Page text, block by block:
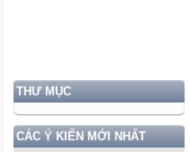
THƯ MỤC
CÁC Ý KIẾN MỚI NHẤT